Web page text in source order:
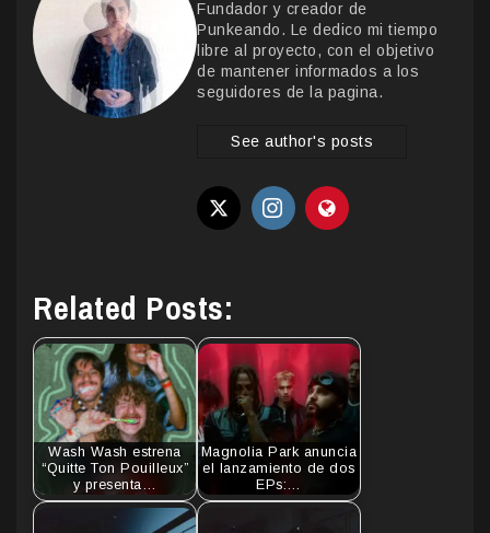
Fundador y creador de
Punkeando. Le dedico mi tiempo
libre al proyecto, con el objetivo
de mantener informados a los
seguidores de la pagina.
See author's posts
Related Posts:
Wash Wash estrena
“Quitte Ton Pouilleux”
y presenta…
Magnolia Park anuncia
el lanzamiento de dos
EPs:…